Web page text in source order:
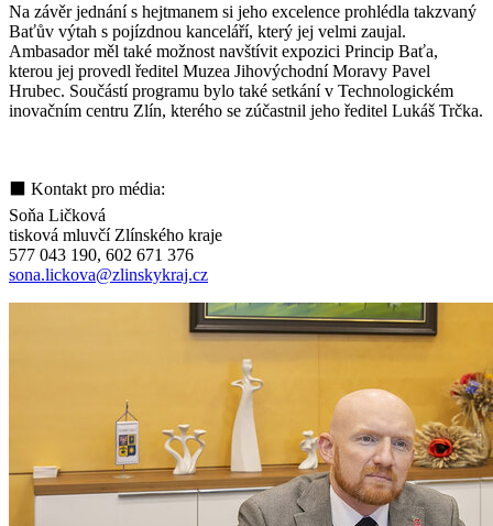
Na závěr jednání s hejtmanem si jeho excelence prohlédla takzvaný
Baťův výtah s pojízdnou kanceláří, který jej velmi zaujal.
Ambasador měl také možnost navštívit expozici Princip Baťa,
kterou jej provedl ředitel Muzea Jihovýchodní Moravy Pavel
Hrubec. Součástí programu bylo také setkání v Technologickém
inovačním centru Zlín, kterého se zúčastnil jeho ředitel Lukáš Trčka.
⬛ Kontakt pro média:
Soňa Ličková
tisková mluvčí Zlínského kraje
577 043 190, 602 671 376
sona.lickova@zlinskykraj.cz